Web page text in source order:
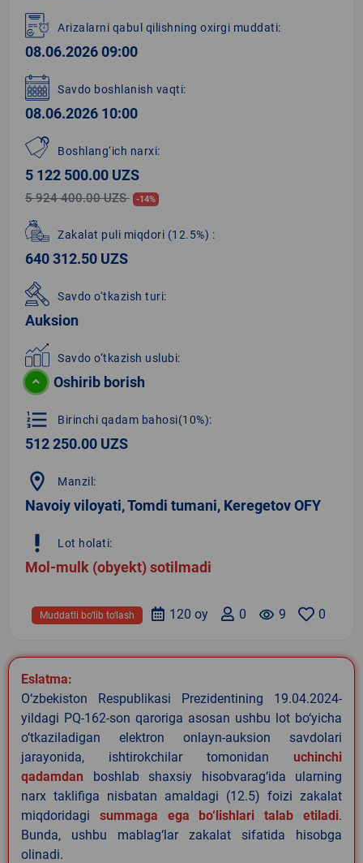
1
of
2
Arizalarni qabul qilishning oxirgi muddati:
08.06.2026 09:00
Savdo boshlanish vaqti:
08.06.2026 10:00
Boshlang‘ich narxi:
5 122 500.00 UZS
5 924 400.00 UZS -14%
Zakalat puli miqdori (12.5%) :
640 312.50 UZS
Savdo o‘tkazish turi:
Auksion
Savdo o‘tkazish uslubi:
Oshirib borish
format_list_numbered Birinchi qadam bahosi(10%):
512 250.00 UZS
location_on Manzil:
Navoiy viloyati, Tomdi tumani, Keregetov OFY
priority_high Lot holati:
Mol-mulk (obyekt) sotilmadi
0
remove_red_eye 9
0
120 oy
Muddatli bo‘lib to‘lash
Eslatma:
O‘zbekiston Respublikasi Prezidentining 19.04.2024-
yildagi PQ-162-son qaroriga asosan ushbu lot bo‘yicha
o‘tkaziladigan elektron onlayn-auksion savdolari
jarayonida, ishtirokchilar tomonidan uchinchi
qadamdan boshlab shaxsiy hisobvarag‘ida ularning
narx taklifiga nisbatan amaldagi (12.5) foizi zakalat
miqdoridagi summaga ega bo‘lishlari talab etiladi.
Bunda, ushbu mablag‘lar zakalat sifatida hisobga
olinadi.